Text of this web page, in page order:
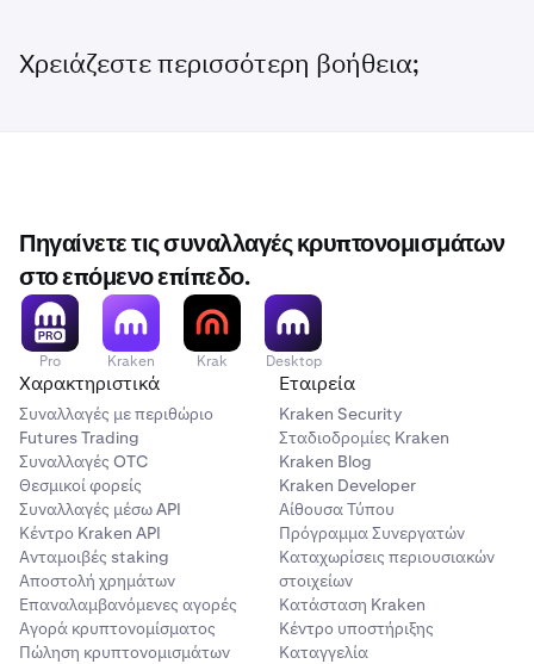
Χρειάζεστε περισσότερη βοήθεια;
Πηγαίνετε τις συναλλαγές κρυπτονομισμάτων
στο επόμενο επίπεδο.
Pro Kraken Krak Desktop
Χαρακτηριστικά
Συναλλαγές με περιθώριο
Futures Trading
Συναλλαγές OTC
Θεσμικοί φορείς
Συναλλαγές μέσω API
Κέντρο Kraken API
Ανταμοιβές staking
Αποστολή χρημάτων
Επαναλαμβανόμενες αγορές
Αγορά κρυπτονομίσματος
Πώληση κρυπτονομισμάτων
Εταιρεία
Kraken Security
Σταδιοδρομίες Kraken
Kraken Blog
Kraken Developer
Αίθουσα Τύπου
Πρόγραμμα Συνεργατών
Καταχωρίσεις περιουσιακών
στοιχείων
Κατάσταση Kraken
Κέντρο υποστήριξης
Καταγγελία